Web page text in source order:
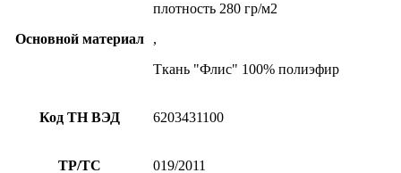
Основной материал
плотность 280 гр/м2
,
Ткань "Флис" 100% полиэфир
Код ТН ВЭД 6203431100
ТР/ТС 019/2011